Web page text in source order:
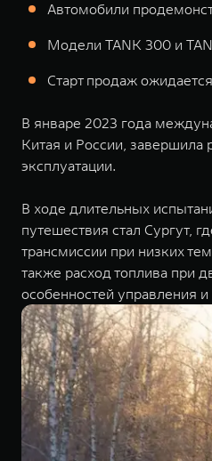
Автомобили
Модели TANK 300 и
Старт продаж
В январе 2023 года
Китая и России, завершила
эксплуатации.
В ходе длительных
путешествия стал Сургут,
трансмиссии при низких
также расход топлива при
особенностей управления